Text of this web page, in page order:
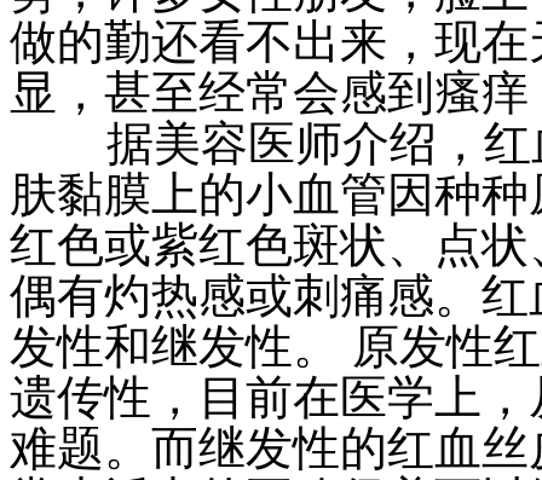
做的勤还看不出来，现
显，甚至经常会感到瘙
据美容医师介绍，红
肤黏膜上的小血管因种
红色或紫红色斑状、点
偶有灼热感或刺痛感。
发性和继发性。 原发性
遗传性，目前在医学上
难题。而继发性的红血